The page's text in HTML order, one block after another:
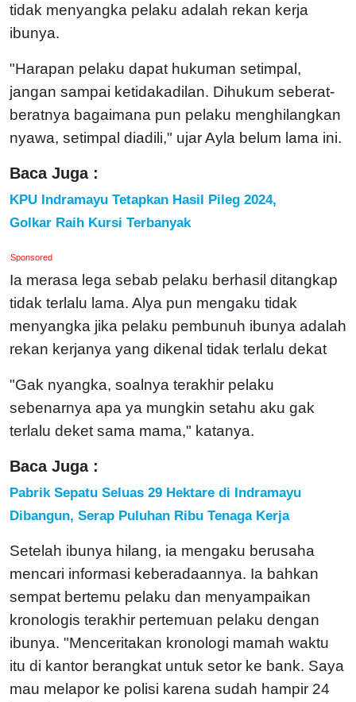
tidak menyangka pelaku adalah rekan kerja
ibunya.
"Harapan pelaku dapat hukuman setimpal,
jangan sampai ketidakadilan. Dihukum seberat-
beratnya bagaimana pun pelaku menghilangkan
nyawa, setimpal diadili," ujar Ayla belum lama ini.
Baca Juga :
KPU Indramayu Tetapkan Hasil Pileg 2024,
Golkar Raih Kursi Terbanyak
Sponsored
Ia merasa lega sebab pelaku berhasil ditangkap
tidak terlalu lama. Alya pun mengaku tidak
menyangka jika pelaku pembunuh ibunya adalah
rekan kerjanya yang dikenal tidak terlalu dekat
"Gak nyangka, soalnya terakhir pelaku
sebenarnya apa ya mungkin setahu aku gak
terlalu deket sama mama," katanya.
Baca Juga :
Pabrik Sepatu Seluas 29 Hektare di Indramayu
Dibangun, Serap Puluhan Ribu Tenaga Kerja
Setelah ibunya hilang, ia mengaku berusaha
mencari informasi keberadaannya. Ia bahkan
sempat bertemu pelaku dan menyampaikan
kronologis terakhir pertemuan pelaku dengan
ibunya. "Menceritakan kronologi mamah waktu
itu di kantor berangkat untuk setor ke bank. Saya
mau melapor ke polisi karena sudah hampir 24